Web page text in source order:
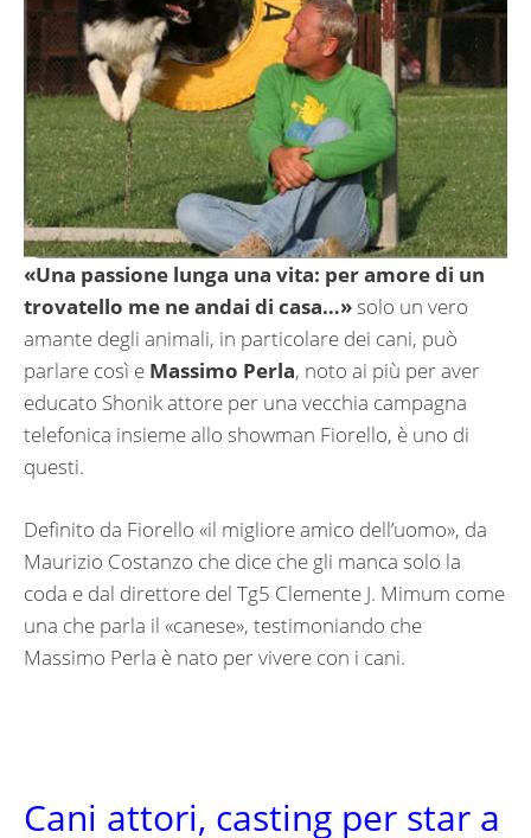
«Una passione lunga una vita: per amore di un
trovatello me ne andai di casa…»solo un vero
amante degli animali, in particolare dei cani, può
parlare così e Massimo Perla, noto ai più per aver
educato Shonik attore per una vecchia campagna
telefonica insieme allo showman Fiorello, è uno di
questi.
Definito da Fiorello «il migliore amico dell’uomo», da
Maurizio Costanzo che dice che gli manca solo la
coda e dal direttore del Tg5 Clemente J. Mimum come
una che parla il «canese», testimoniando che
Massimo Perla è nato per vivere con i cani.
Cani attori, casting per star a